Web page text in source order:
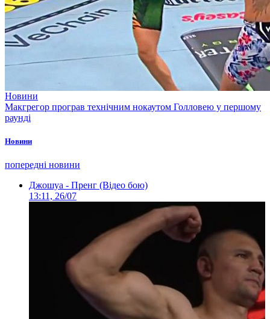
Новини
Макгрегор програв технічним нокаутом Голловею у першому
раунді
Новини
попередні новини
Джошуа - Пренг (Відео бою)
13:11, 26/07